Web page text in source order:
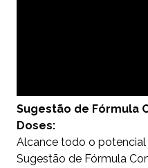
Sugestão de Fórmula
Doses:
Alcance todo o
Sugestão de Fórmula